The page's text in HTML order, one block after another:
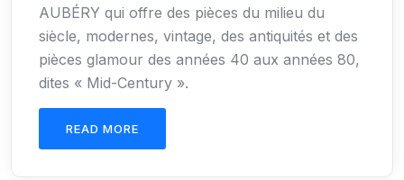
AUBÉRY qui offre des pièces du milieu du
siècle, modernes, vintage, des antiquités et des
pièces glamour des années 40 aux années 80,
dites « Mid-Century ».
READ MORE